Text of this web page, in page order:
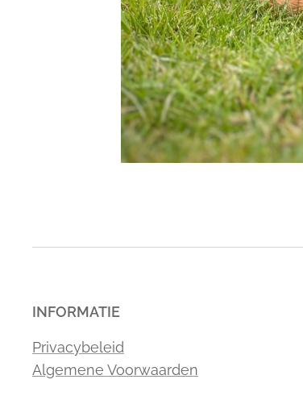
INFORMATIE
Privacybeleid
Algemene Voorwaarden